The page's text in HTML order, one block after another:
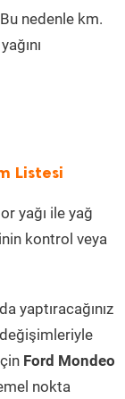
nedenle km.
Listesi
yağı ile yağ
kontrol veya
yaptıracağınız
Ford Mondeo
nokta